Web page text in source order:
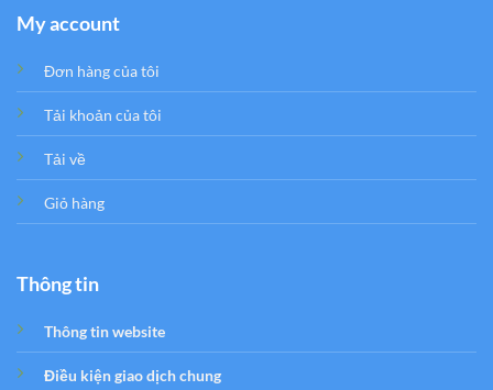
My account
Đơn hàng của tôi
Tải khoản của tôi
Tải về
Giỏ hàng
Thông tin
Thông tin website
Điều kiện giao dịch chung